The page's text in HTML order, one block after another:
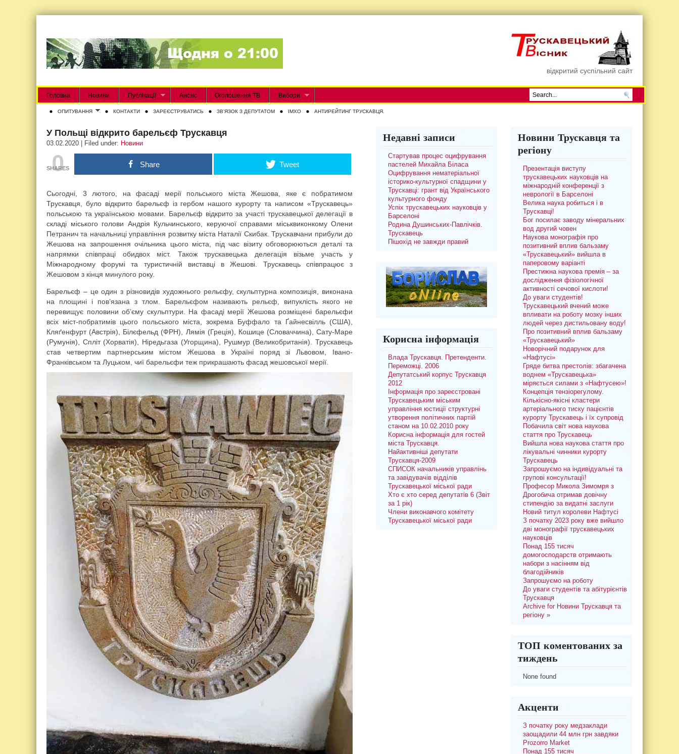
відкритий суспільний сайт
Головна Новини Публікації Анонс Оголошення ТВ Вибори
ОПИТУВАННЯ КОНТАКТИ ЗАРЕЄСТРУВАТИСЬ ЗВʼЯЗОК З ДЕПУТАТОМ IMXO АНТИРЕЙТИНГ ТРУСКАВЦЯ.
У Польщі відкрито барельєф Трускавця
03.02.2020 | Filed under: Новини
0
SHARES Share Tweet
Сьогодні, 3 лютого, на фасаді мерії польського міста Жешова, яке є побратимом
Трускавця, було відкрито барельєф із гербом нашого курорту та написом «Трускавець»
польською та українською мовами. Барельєф відкрито за участі трускавецької делегації в
складі міського голови Андрія Кульчинського, керуючої справами міськвиконкому Олени
Петранич та начальниці управління розвитку міста Наталії Скибак. Трускавчани прибули до
Жешова на запрошення очільника цього міста, під час візиту обговорюються деталі та
напрямки співпраці обидвох міст. Також трускавецька делегація візьме участь у
Міжнародному форумі та туристичній виставці в Жешові. Трускавець співпрацює з
Жешовом з кінця минулого року.
Барельєф – це один з різновидів художнього рельєфу, скульптурна композиція, виконана
на площині і пов’язана з тлом. Барельєфом називають рельєф, випуклість якого не
перевищує половини об’єму скульптури. На фасаді мерії Жешова розміщені барельєфи
всіх міст-побратимів цього польського міста, зокрема Буффало та Ґайнесвілль (США),
Кляґенфурт (Австрія), Білєфельд (ФРН), Лямія (Греція), Кошице (Словаччина), Сату-Маре
(Румунія), Спліт (Хорватія), Ніредьгаза (Угорщина), Рушмур (Великобританія). Трускавець
став четвертим партнерським містом Жешова в Україні поряд зі Львовом, Івано-
Франківськом та Луцьком, чиї барельєфи теж прикрашають фасад жешовської мерії.
Недавні записи
Стартував процес оцифрування
пастелей Михайла Біласа
Оцифрування нематеріальної
історико-культурної спадщини у
Трускавці: грант від Українського
культурного фонду
Успіх трускавецьких науковців у
Барселоні
Родина Душинських-Павлічків.
Трускавець
Пішохід не завжди правий
Корисна інформація
Влада Трускавця. Претенденти.
Переможці. 2006
Депутатський корпус Трускавця
2012
Інформація про зареєстровані
Трускавецьким міським
управління юстиції структурні
утворення політичних партій
станом на 10.02.2010 року
Корисна інформація для гостей
міста Трускавця.
Найактивніші депутати
Трускавця-2009
СПИСОК начальників управлінь
та завідувачів відділів
Трускавецької міської ради
Хто є хто серед депутатів 6 (Звіт
за 1 рік)
Члени виконавчого комітету
Трускавецької міської ради
Новини Трускавця та
регіону
Презентація виступу
трускавецьких науковців на
міжнародній конференції з
неврології в Барселоні
Велика наука робиться і в
Трускавці!
Бог посилає заводу мінеральних
вод другий човен
Наукова монографія про
позитивний вплив бальзаму
«Трускавецький» вийшла в
паперовому варіанті
Престижна наукова премія – за
дослідження фізіологічної
активності сечової кислоти!
До уваги студентів!
Трускавецький вчений може
впливати на роботу мозку інших
людей через дистильовану воду!
Про позитивний вплив бальзаму
«Трускавецький»
Новорічний подарунок для
«Нафтусі»
Гряде битва престолів: збагачена
воднем «Трускавецька»
міряється силами з «Нафтусею»!
Концепція тензіорегулому.
Кількісно-якісні кластери
артеріального тиску пацієнтів
курорту Трускавець і їх супровід
Побачила світ нова наукова
стаття про Трускавець
Вийшла нова наукова стаття про
лікувальні чинники курорту
Трускавець
Запрошуємо на індивідуальні та
групові консультації!
Професор Микола Зимомря з
Дрогобича отримав довічну
стипендію за видатні заслуги
Новий титул королеви Нафтусі
З початку 2023 року вже вийшло
дві монографії трускавецьких
науковців
Понад 155 тисяч
домогосподарств отримають
набори з насінням від
благодійників
Запрошуємо на роботу
До уваги студентів та абітурієнтів
Трускавця
Archive for Новини Трускавця та
регіону»
ТОП коментованих за
тиждень
None found
Акценти
З початку року медзаклади
заощадили 44 млн грн завдяки
Prozorro Market
Понад 155 тисяч